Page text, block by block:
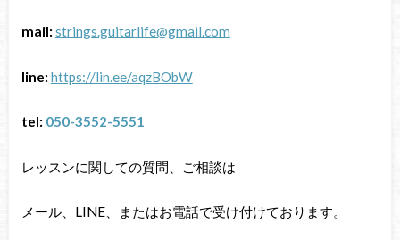
mail: strings.guitarlife@gmail.com
line: https://lin.ee/aqzBObW
tel: 050-3552-5551
レッスンに関しての質問、ご相談は
メール、LINE、またはお電話で受け付けております。